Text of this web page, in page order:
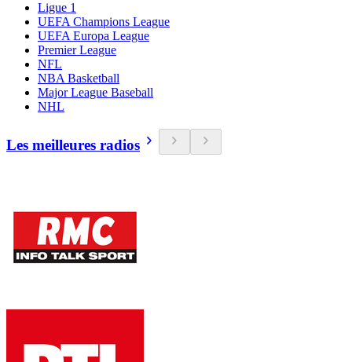
Ligue 1
UEFA Champions League
UEFA Europa League
Premier League
NFL
NBA Basketball
Major League Baseball
NHL
Les meilleures radios